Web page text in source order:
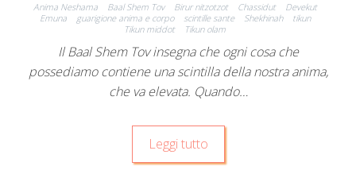
Anima Neshama Baal Shem Tov Birur nitzotzot Chassidut
Devekut
Emuna
guarigione anima e corpo scintille sante Shekhinah
tikun
Tikun middot
Tikun olam
Il Baal Shem Tov insegna che ogni cosa che
possediamo contiene una scintilla della nostra anima,
che va elevata. Quando…
Leggi tutto